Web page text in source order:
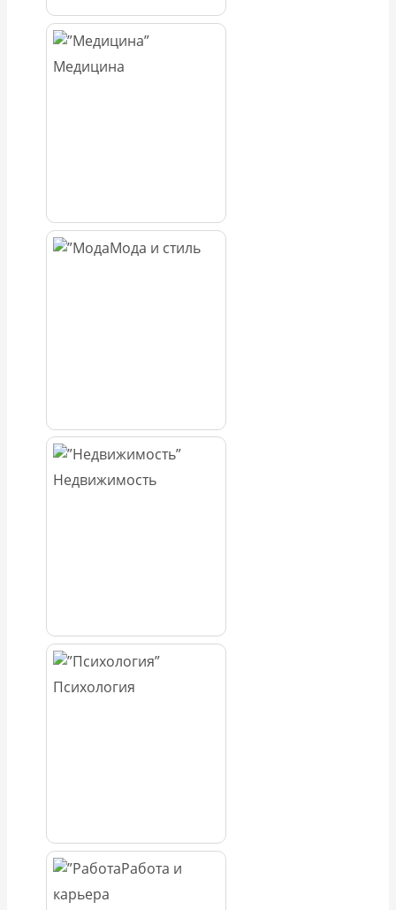
Медицина
Мода и стиль
Недвижимость
Психология
Работа и
карьера